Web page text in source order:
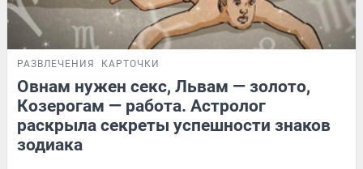
РАЗВЛЕЧЕНИЯ КАРТОЧКИ
Овнам нужен секс, Львам — золото,
Козерогам — работа. Астролог
раскрыла секреты успешности знаков
зодиака